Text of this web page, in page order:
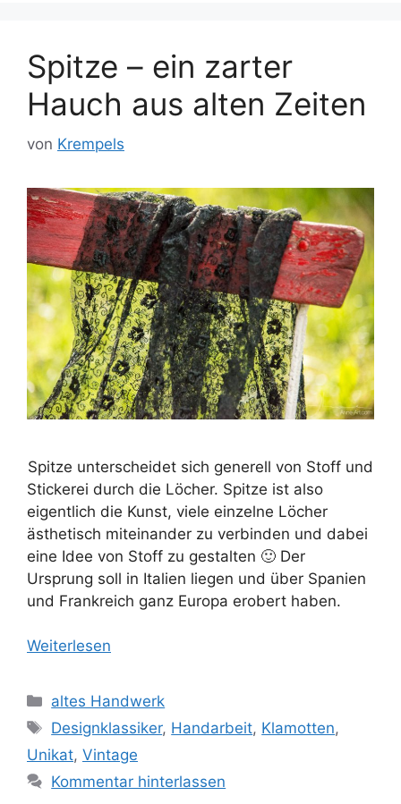
Spitze – ein zarter
Hauch aus alten Zeiten
von Krempels
Spitze unterscheidet sich generell von Stoff und
Stickerei durch die Löcher. Spitze ist also
eigentlich die Kunst, viele einzelne Löcher
ästhetisch miteinander zu verbinden und dabei
eine Idee von Stoff zu gestalten 🙂 Der
Ursprung soll in Italien liegen und über Spanien
und Frankreich ganz Europa erobert haben.
Weiterlesen
Kategorien
altes Handwerk
Schlagwörter
Designklassiker, Handarbeit, Klamotten,
Unikat, Vintage
Kommentar hinterlassen